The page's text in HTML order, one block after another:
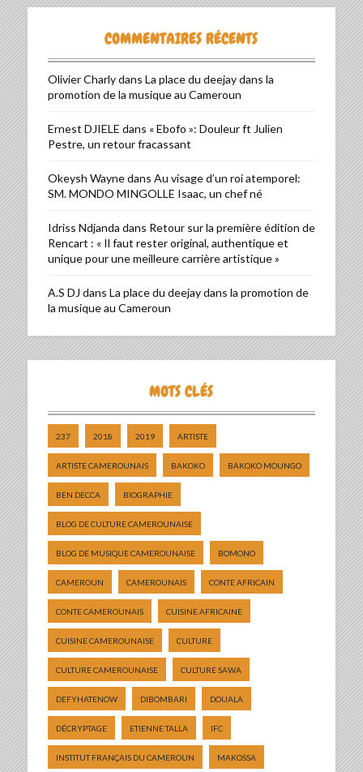
COMMENTAIRES RÉCENTS
Olivier Charlydans La place du deejay dans la
promotion de la musique au Cameroun
Ernest DJIELE dans « Ebofo »: Douleur ft Julien
Pestre, un retour fracassant
Okeysh Waynedans Au visage d’un roi atemporel:
SM. MONDO MINGOLLE Isaac, un chef né
Idriss Ndjanda dans Retour sur la première édition de
Rencart : « Il faut rester original, authentique et
unique pour une meilleure carrière artistique »
A.S DJ dans La place du deejay dans la promotion de
la musique au Cameroun
MOTS CLÉS
237 2018 2019 ARTISTE
ARTISTE CAMEROUNAIS BAKOKO BAKOKO MOUNGO
BEN DECCA BIOGRAPHIE
BLOG DE CULTURE CAMEROUNAISE
BLOG DE MUSIQUE CAMEROUNAISE BOMONO
CAMEROUN CAMEROUNAIS CONTE AFRICAIN
CONTE CAMEROUNAIS CUISINE AFRICAINE
CUISINE CAMEROUNAISE CULTURE
CULTURE CAMEROUNAISE CULTURE SAWA
DEFYHATENOW DIBOMBARI DOUALA
DÉCRYPTAGE ETIENNE TALLA IFC
INSTITUT FRANÇAIS DU CAMEROUN MAKOSSA